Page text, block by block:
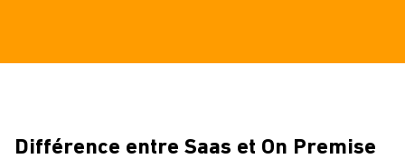
Différence entre Saas et On Premise